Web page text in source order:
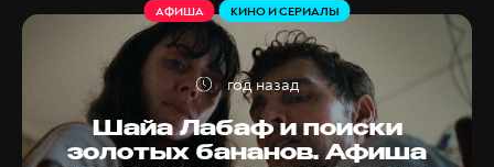
Шайа Лабаф и поиски
золотых бананов. Афиша
АФИША КИНО И СЕРИАЛЫ
год назад